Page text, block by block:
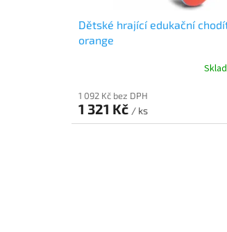
Dětské hrající edukační
orange
1 092 Kč bez DPH
1 321 Kč / ks